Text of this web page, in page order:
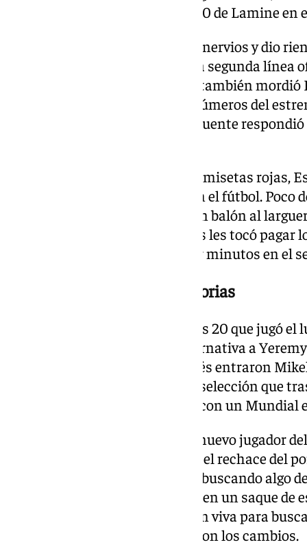
puso un pase perfecto para el 1-0 de Lamine en
‘La Roja’ entera sonrió, sacó los nervios y dio
en la creación y Olmo como una segunda línea
asedio, en un saque de esquina también
Oyarzabal que, tras los malos números del
frente. El ‘hombre gol’ de De la Fuente
Con el área saudí invadida de camisetas rojas,
la efectividad que lo vale todo en el fútbol. Poco
Sociedad tuvo el ‘hat-trick’ en un balón al
claro que a los de Giorgios Donis les tocó
papeleta española para repartir minutos en el
Rotar pensando en más victorias
Lamine completó los 45, más los 20 que jugó
lesión, y De la Fuente dio la alternativa a
el 4-0 de Marc Cucurella, después entraron
importantes también con esta selección que
puso el reto de ajustar cuentas con un Mundial
‘La Roja’ amplió la renta con el nuevo jugador
fue para Hassan Tambakti tras el rechace del
Mohamed Kanno y Al Hamdan buscando algo
volvió a fallar atrás, sin marcas en un saque
pensar en la última jornada, aún viva para
tercera, igual que De la Fuente con los cambios.